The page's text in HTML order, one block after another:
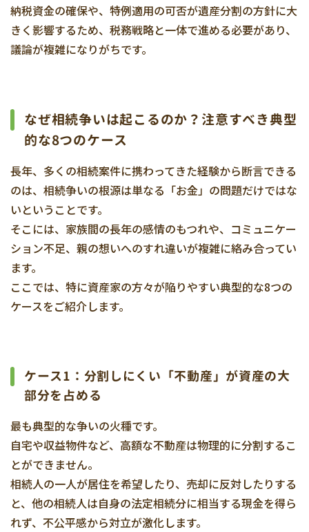
納税資金の確保や、特例適用の可否が遺産分割の方針に大
きく影響するため、税務戦略と一体で進める必要があり、
議論が複雑になりがちです。
なぜ相続争いは起こるのか？注意すべき典型
的な8つのケース
長年、多くの相続案件に携わってきた経験から断言できる
のは、相続争いの根源は単なる「お金」の問題だけではな
いということです。
そこには、家族間の長年の感情のもつれや、コミュニケー
ション不足、親の想いへのすれ違いが複雑に絡み合ってい
ます。
ここでは、特に資産家の方々が陥りやすい典型的な8つの
ケースをご紹介します。
ケース1：分割しにくい「不動産」が資産の大
部分を占める
最も典型的な争いの火種です。
自宅や収益物件など、高額な不動産は物理的に分割するこ
とができません。
相続人の一人が居住を希望したり、売却に反対したりする
と、他の相続人は自身の法定相続分に相当する現金を得ら
れず、不公平感から対立が激化します。